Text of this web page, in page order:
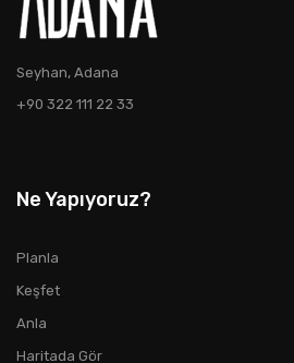
Seyhan, Adana
+90 322 111 22 33
Ne Yapıyoruz?
Planla
Keşfet
Anla
Haritada Gör